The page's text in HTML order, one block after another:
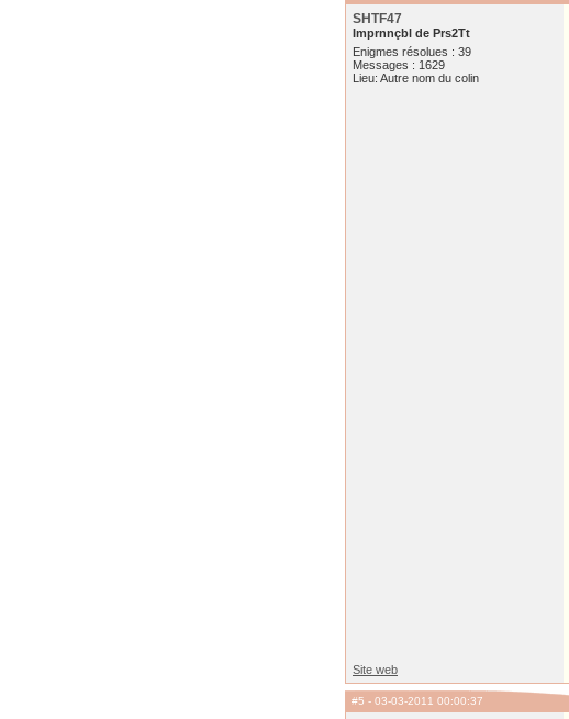
SHTF47
Imprnnçbl de Prs2Tt
Enigmes résolues : 39
Messages : 1629
Lieu: Autre nom du colin
Site web
#5 - 03-03-2011 00:00:37